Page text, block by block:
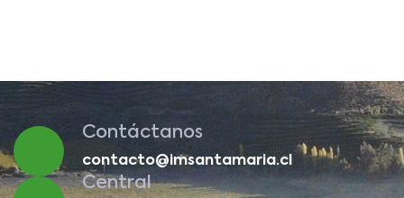
Contáctanos
contacto@imsantamaria.cl
Central